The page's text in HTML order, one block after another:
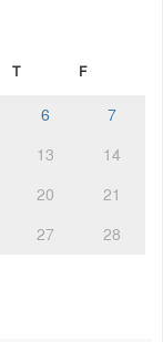
T F
6
7
13
14
20
21
27
28